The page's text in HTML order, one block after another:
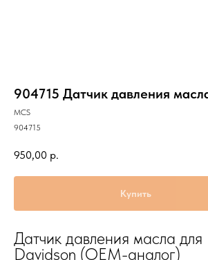
904715 Датчик давления
MCS
904715
950,00 р.
Купить
Датчик давления масла
Davidson (OEM-аналог)